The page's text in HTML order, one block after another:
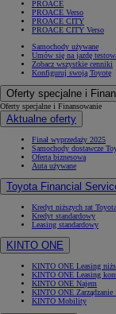
PROACE
PROACE Verso
PROACE CITY
PROACE CITY Verso
Samochody używane
Umów się na jazdę
Zobacz wszystkie cenniki
Konfiguruj swoją Toyotę
Oferty specjalne i
Oferty specjalne i Finansowanie
Aktualne oferty
Finał wyprzedaży 2025
Samochody dostawcze
Oferta biznesowa
Auta używane
Toyota Financial
Kredyt niższych rat
Kredyt standardowy
Leasing standardowy
KINTO ONE
KINTO ONE Leasing
KINTO ONE Leasing
KINTO ONE Najem
KINTO ONE Zarządzanie
KINTO Mobility